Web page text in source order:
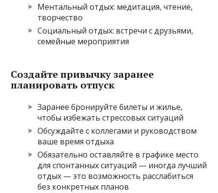
Ментальный отдых: медитация, чтение,
творчество
Социальный отдых: встречи с друзьями,
семейные мероприятия
Создайте привычку заранее
планировать отпуск
Заранее бронируйте билеты и жилье,
чтобы избежать стрессовых ситуаций
Обсуждайте с коллегами и руководством
ваше время отдыха
Обязательно оставляйте в графике место
для спонтанных ситуаций — иногда лучший
отдых — это возможность расслабиться
без конкретных планов